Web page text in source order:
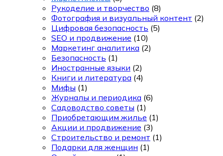
Рукоделие и творчество (8)
Фотография и визуальный контент (2)
Цифровая безопасность (5)
SEO и продвижение (10)
Маркетинг аналитика (2)
Безопасность (1)
Иностранные языки (2)
Книги и литература (4)
Мифы (1)
Журналы и периодика (6)
Садоводство советы (1)
Приобретающим жилье (1)
Акции и продвижение (3)
Строительство и ремонт (1)
Подарки для женщин (1)